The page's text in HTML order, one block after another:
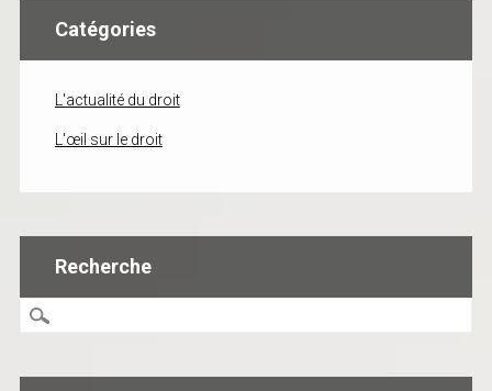
Catégories
L'actualité du droit
L'œil sur le droit
Recherche